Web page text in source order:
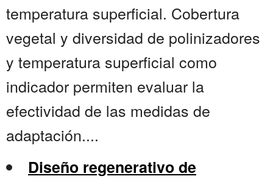
temperatura superficial. Cobertura
vegetal y diversidad de polinizadores
y temperatura superficial como
indicador permiten evaluar la
efectividad de las medidas de
adaptación....
Diseño regenerativo de